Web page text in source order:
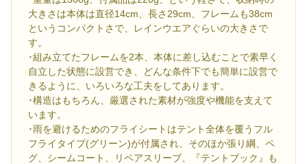
大きさは本体は直径14cm、長さ29cm、フレームも38cm
というコンパクトさで、レインウエアぐらいの大きさで
す。
･組み立てたフレームを2本、本体に差し込むことで素早く
自立した状態に設営でき、どんな条件下でも簡単に設営で
きるように、いろいろな工夫をしてあります。
･構造はもちろん、厳選された素材が強度や機能を支えて
います。
･雨を避けるためのフライシートはテント全体を覆うフル
フライタイプ(グリーン)が付属され、そのほか張り綱、ペ
グ、シームコート、リペアスリーブ、『テントブック』も